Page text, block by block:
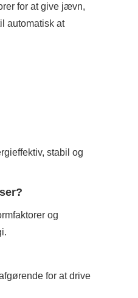
for at give jævn,
automatisk at
stabil og
og
for at drive